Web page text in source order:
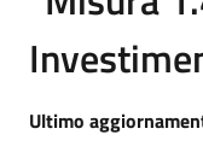
Ultimo